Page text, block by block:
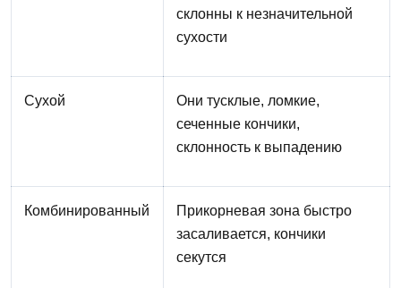
склонны к незначительной
сухости
Сухой Они тусклые, ломкие,
сеченные кончики,
склонность к выпадению
Комбинированный
Прикорневая зона быстро
засаливается, кончики
секутся